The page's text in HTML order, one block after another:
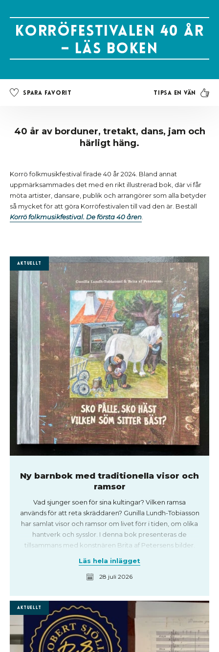
Korröfestivalen 40 år
– läs boken
Spara favorit Tipsa en vän
40 år av borduner, tretakt, dans, jam och
härligt häng.
Korrö folkmusikfestival firade 40 år 2024. Bland annat
uppmärksammades det med en rikt illustrerad bok, där vi får
möta artister, dansare, publik och arrangörer som alla betyder
så mycket för att göra Korröfestivalen till vad den är. Beställ
Korrö folkmusikfestival. De första 40 åren
Aktuellt
Ny barnbok med traditionella visor och
ramsor
Vad sjunger soen för sina kultingar? Vilken ramsa
används för att reta skräddaren? Gunilla Lundh-Tobiasson
har samlat visor och ramsor om livet förr i tiden, om olika
hantverk och sysslor. I denna bok presenteras de
tillsammans med konstnären Brita af Petersens bilder.
Läs hela inlägget
28 juli 2026
Aktuellt